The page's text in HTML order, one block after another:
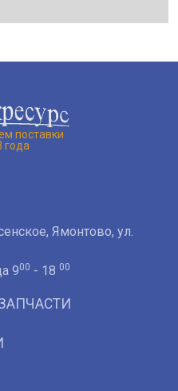
поставки
года
Ямонтово, ул.
900 - 18 00